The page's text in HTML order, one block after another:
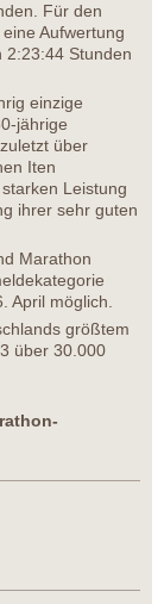
Für den
Aufwertung
2:23:44 Stunden
einzige
jährige
über
Iten
Leistung
ihrer sehr guten
Marathon
April möglich.
größtem
über 30.000